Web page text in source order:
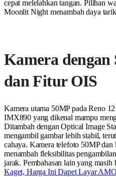
cepat melelahkan tangan. Pilihan
Moonlit Night menambah daya
Kamera dengan
dan Fitur OIS
Kamera utama 50MP pada Reno
IMX890 yang dikenal mampu
Ditambah dengan Optical Image
mengambil gambar lebih stabil,
cahaya. Kamera telefoto 50MP
menambah fleksibilitas
jarak. Pembahasan lain yang
Kaget, Harga Ini Dapet Layar